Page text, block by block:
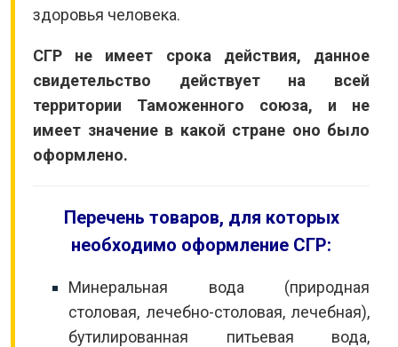
здоровья человека.
СГР не имеет срока действия, данное
свидетельство действует на всей
территории Таможенного союза, и не
имеет значение в какой стране оно было
оформлено.
Перечень товаров, для которых
необходимо оформление СГР:
Минеральная вода (природная
столовая, лечебно-столовая, лечебная),
бутилированная питьевая вода,